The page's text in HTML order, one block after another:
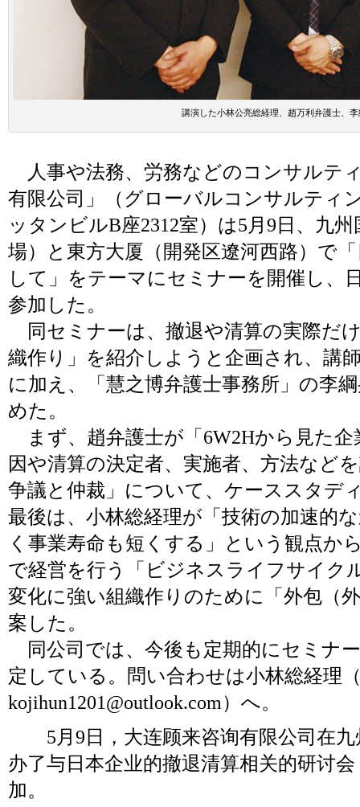
講演した小林公亮総経理、趙万利弁護士、
人事や法務、労務などのコンサルテ
有限公司」（グローバルコンサルティ
ッタンビルB座2312室）は5月9日、九
場）と東方大厦（開発区遼河西路）で
して」をテーマにセミナーを開催し、
参加した。
同セミナーは、撤退や清算の実際だ
織作り」を紹介しようと企画され、講
に加え、「慧之博弁護士事務所」の李
めた。
まず、趙弁護士が「6W2Hから見た企
因や清算の決定者、実施者、方法など
争議と仲裁」について、ケーススタデ
最後は、小林総経理が「技術の加速的
く事業寿命も短くする」という観点か
で経営を行う「ビジネスライフサイク
変化に強い組織作りのために「外包（
案した。
同公司では、今後も定期的にセミナ
定している。問い合わせは小林総経理
kojihun1201@outlook.com）へ。
5月9日，大连顾来咨询有限公司在九
办了与日本企业的撤退清算相关的研讨
加。